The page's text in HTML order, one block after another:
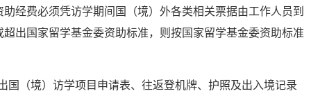
经费必须凭访学期间国（境）外各类相关票据由工作人员到
出国家留学基金委资助标准，则按国家留学基金委资助标准
国（境）访学项目申请表、往返登机牌、护照及出入境记录